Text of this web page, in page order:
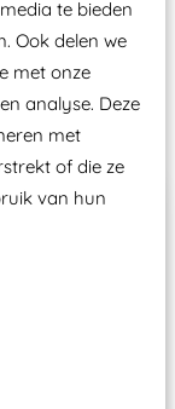
te bieden
Ook delen we
met onze
analyse. Deze
met
of die ze
van hun